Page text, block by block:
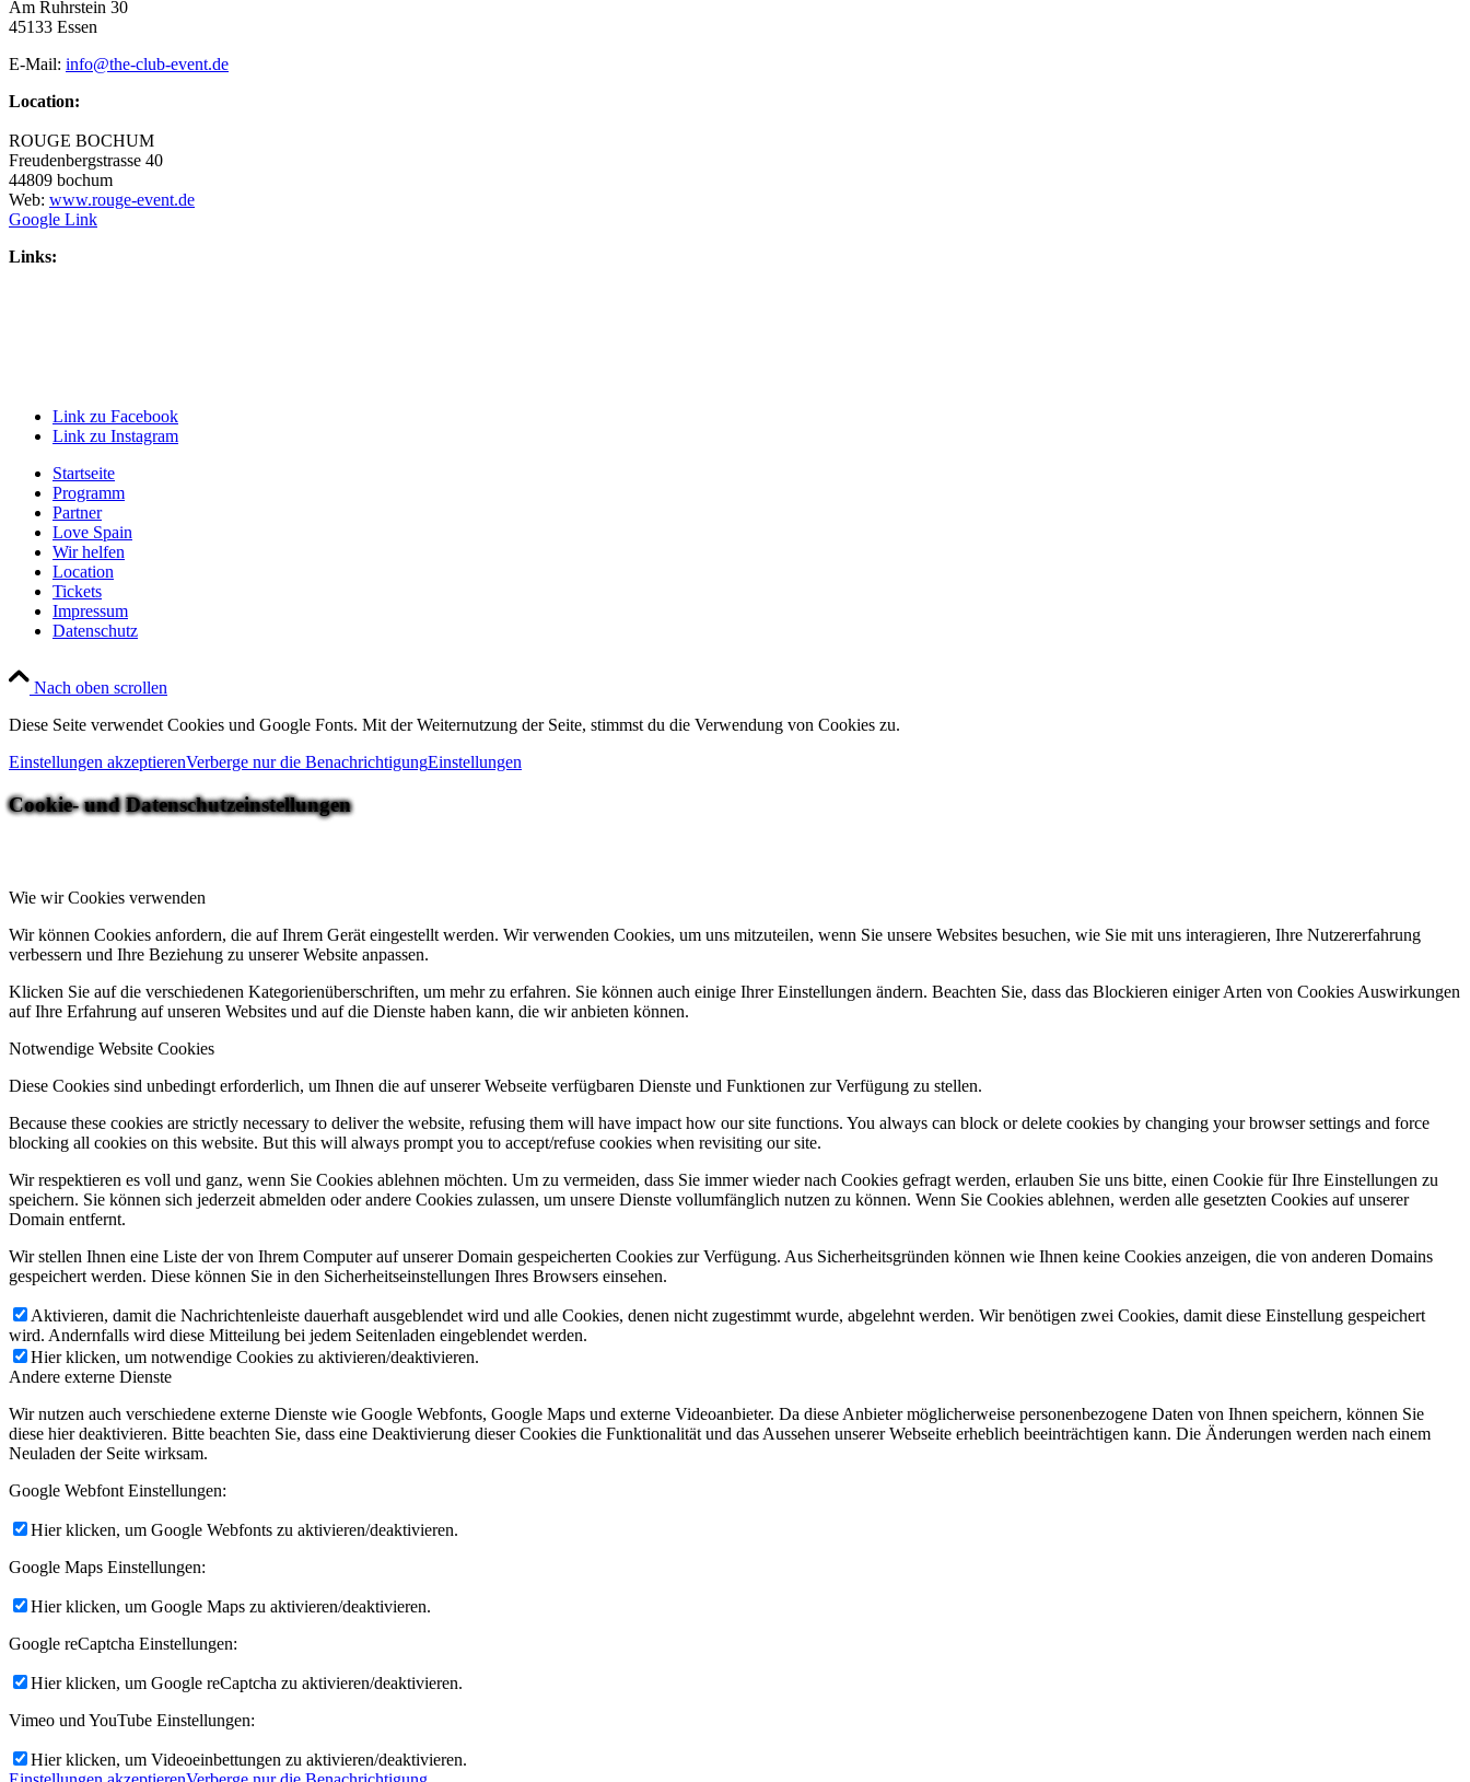
Am Ruhrstein 30
45133 Essen
E-Mail: info@the-club-event.de
Location:
ROUGE BOCHUM
Freudenbergstrasse 40
44809 bochum
Web: www.rouge-event.de
Google Link
Links:
Link zu Facebook
Link zu Instagram
Startseite
Programm
Partner
Love Spain
Wir helfen
Location
Tickets
Impressum
Datenschutz
Nach oben scrollen
Diese Seite verwendet Cookies und Google Fonts. Mit der Weiternutzung der Seite, stimmst du die Verwendung von Cookies zu.
Einstellungen akzeptierenVerberge nur die BenachrichtigungEinstellungen
Cookie- und Datenschutzeinstellungen
Wie wir Cookies verwenden
Wir können Cookies anfordern, die auf Ihrem Gerät eingestellt werden. Wir verwenden Cookies, um uns mitzuteilen, wenn Sie unsere Websites besuchen, wie Sie mit uns interagieren, Ihre Nutzererfahrung
verbessern und Ihre Beziehung zu unserer Website anpassen.
Klicken Sie auf die verschiedenen Kategorienüberschriften, um mehr zu erfahren. Sie können auch einige Ihrer Einstellungen ändern. Beachten Sie, dass das Blockieren einiger Arten von Cookies Auswirkungen
auf Ihre Erfahrung auf unseren Websites und auf die Dienste haben kann, die wir anbieten können.
Notwendige Website Cookies
Diese Cookies sind unbedingt erforderlich, um Ihnen die auf unserer Webseite verfügbaren Dienste und Funktionen zur Verfügung zu stellen.
Because these cookies are strictly necessary to deliver the website, refusing them will have impact how our site functions. You always can block or delete cookies by changing your browser settings and force
blocking all cookies on this website. But this will always prompt you to accept/refuse cookies when revisiting our site.
Wir respektieren es voll und ganz, wenn Sie Cookies ablehnen möchten. Um zu vermeiden, dass Sie immer wieder nach Cookies gefragt werden, erlauben Sie uns bitte, einen Cookie für Ihre Einstellungen zu
speichern. Sie können sich jederzeit abmelden oder andere Cookies zulassen, um unsere Dienste vollumfänglich nutzen zu können. Wenn Sie Cookies ablehnen, werden alle gesetzten Cookies auf unserer
Domain entfernt.
Wir stellen Ihnen eine Liste der von Ihrem Computer auf unserer Domain gespeicherten Cookies zur Verfügung. Aus Sicherheitsgründen können wie Ihnen keine Cookies anzeigen, die von anderen Domains
gespeichert werden. Diese können Sie in den Sicherheitseinstellungen Ihres Browsers einsehen.
Aktivieren, damit die Nachrichtenleiste dauerhaft ausgeblendet wird und alle Cookies, denen nicht zugestimmt wurde, abgelehnt werden. Wir benötigen zwei Cookies, damit diese Einstellung gespeichert
wird. Andernfalls wird diese Mitteilung bei jedem Seitenladen eingeblendet werden.
Hier klicken, um notwendige Cookies zu aktivieren/deaktivieren.
Andere externe Dienste
Wir nutzen auch verschiedene externe Dienste wie Google Webfonts, Google Maps und externe Videoanbieter. Da diese Anbieter möglicherweise personenbezogene Daten von Ihnen speichern, können Sie
diese hier deaktivieren. Bitte beachten Sie, dass eine Deaktivierung dieser Cookies die Funktionalität und das Aussehen unserer Webseite erheblich beeinträchtigen kann. Die Änderungen werden nach einem
Neuladen der Seite wirksam.
Google Webfont Einstellungen:
Hier klicken, um Google Webfonts zu aktivieren/deaktivieren.
Google Maps Einstellungen:
Hier klicken, um Google Maps zu aktivieren/deaktivieren.
Google reCaptcha Einstellungen:
Hier klicken, um Google reCaptcha zu aktivieren/deaktivieren.
Vimeo und YouTube Einstellungen:
Hier klicken, um Videoeinbettungen zu aktivieren/deaktivieren.